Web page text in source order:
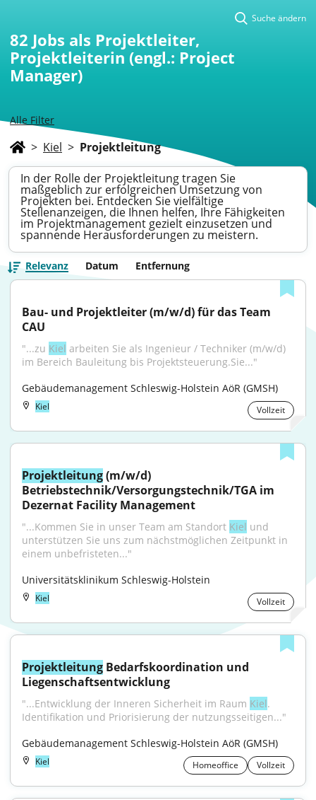
Alle Filter
Suche ändern
82 Jobs als Projektleiter,
Projektleiterin (engl.: Project
Manager)
> Kiel > Projektleitung
In der Rolle der Projektleitung tragen Sie
maßgeblich zur erfolgreichen Umsetzung von
Projekten bei. Entdecken Sie vielfältige
Stellenanzeigen, die Ihnen helfen, Ihre Fähigkeiten
im Projektmanagement gezielt einzusetzen und
spannende Herausforderungen zu meistern.
Relevanz Datum Entfernung
Bau- und Projektleiter (m/w/d) für das Team
CAU
"...zu Kiel arbeiten Sie als Ingenieur / Techniker (m/w/d)
im Bereich Bauleitung bis Projektsteuerung.Sie..."
Gebäudemanagement Schleswig-Holstein AöR (GMSH)
Kiel Vollzeit
Projektleitung (m/w/d)
Betriebstechnik/Versorgungstechnik/TGA im
Dezernat Facility Management
"...Kommen Sie in unser Team am Standort Kiel und
unterstützen Sie uns zum nächstmöglichen Zeitpunkt in
einem unbefristeten..."
Universitätsklinikum Schleswig-Holstein
Kiel Vollzeit
Projektleitung Bedarfskoordination und
Liegenschaftsentwicklung
"...Entwicklung der Inneren Sicherheit im Raum Kiel.
Identifikation und Priorisierung der nutzungsseitigen..."
Gebäudemanagement Schleswig-Holstein AöR (GMSH)
Kiel Homeoffice Vollzeit